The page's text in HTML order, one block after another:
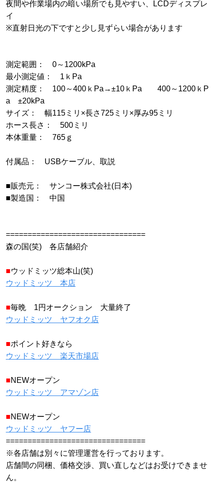
夜間や作業場内の暗い場所でも見やすい、LCDディスプレ
イ
※直射日光の下ですと少し見ずらい場合があります
測定範囲： 0～1200kPa
最小測定値： 1ｋPa
測定精度： 100～400ｋPa→±10ｋPa 400～1200ｋP
a ±20kPa
サイズ： 幅115ミリ×長さ725ミリ×厚み95ミリ
ホース長さ： 500ミリ
本体重量： 765ｇ
付属品： USBケーブル、取説
■販売元： サンコー株式会社(日本)
■製造国： 中国
================================
森の国(笑) 各店舗紹介
■ウッドミッツ総本山(笑)
ウッドミッツ 本店
■毎晩 1円オークション 大量終了
ウッドミッツ ヤフオク店
■ポイント好きなら
ウッドミッツ 楽天市場店
■NEWオープン
ウッドミッツ アマゾン店
■NEWオープン
ウッドミッツ ヤフー店
================================
※各店舗は別々に管理運営を行っております。
店舗間の同梱、価格交渉、買い直しなどはお受けできませ
ん。